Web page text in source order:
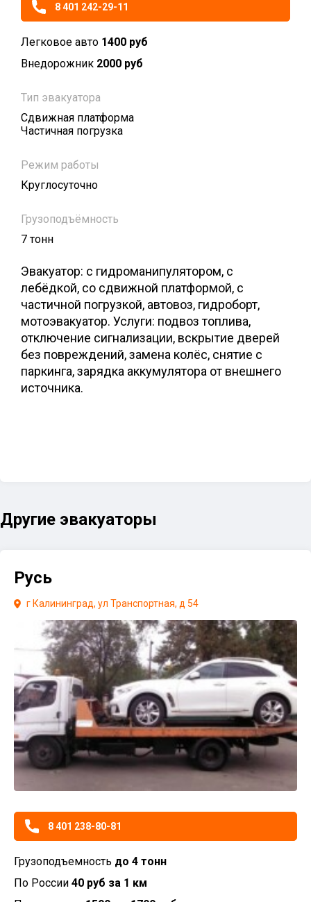
Легковое авто 1400 руб
Внедорожник 2000 руб
8 401 242-29-11
Тип эвакуатора
Сдвижная платформа
Частичная погрузка
Режим работы
Круглосуточно
Грузоподъёмность
7 тонн
Эвакуатор: с гидроманипулятором, с
лебёдкой, со сдвижной платформой, с
частичной погрузкой, автовоз, гидроборт,
мотоэвакуатор. Услуги: подвоз топлива,
отключение сигнализации, вскрытие дверей
без повреждений, замена колёс, снятие с
паркинга, зарядка аккумулятора от внешнего
источника.
Другие эвакуаторы
Русь
г Калининград, ул Транспортная, д 54
Грузоподъемность до 4 тонн
По России 40 руб за 1 км
8 401 238-80-81